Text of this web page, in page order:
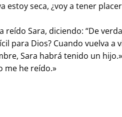
estoy seca, ¿voy a tener
reído Sara, diciendo: “De
para Dios? Cuando vuelva a
Sara habrá tenido un hijo.»
me he reído.»